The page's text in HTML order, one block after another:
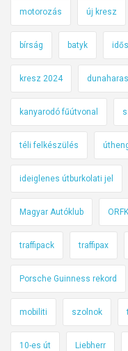
motorozás új kresz
bírság batyk
kresz 2024
kanyarodó fűútvonal
téli felkészülés
ideiglenes útburkolati jel
Magyar Autóklub ORFK
traffipack traffipax
Porsche Guinness rekord
mobiliti szolnok
10-es út Liebherr